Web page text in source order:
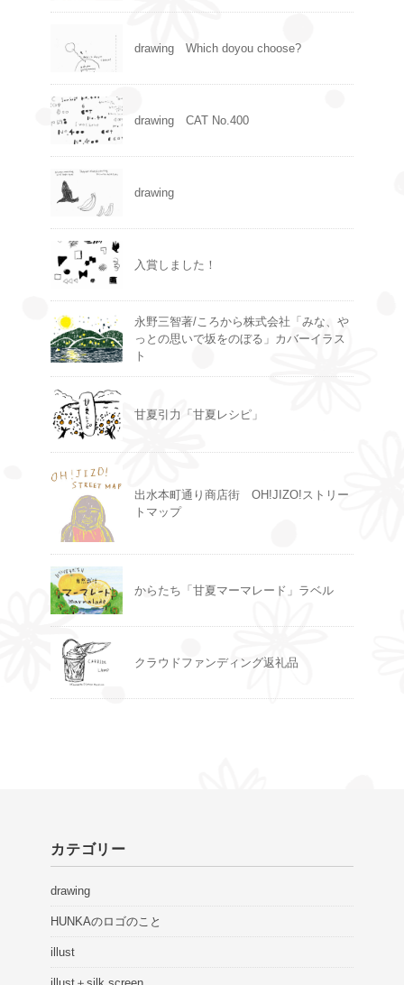
drawing Which doyou choose?
drawing CAT No.400
drawing
入賞しました！
永野三智著/ころから株式会社「みな、や
っとの思いで坂をのぼる」カバーイラス
ト
甘夏引力「甘夏レシピ」
出水本町通り商店街 OH!JIZO!ストリー
トマップ
からたち「甘夏マーマレード」ラベル
クラウドファンディング返礼品
カテゴリー
drawing
HUNKAのロゴのこと
illust